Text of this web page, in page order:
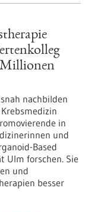
nachbilden
in
und
Based
Ulm forschen. Sie
und
besser